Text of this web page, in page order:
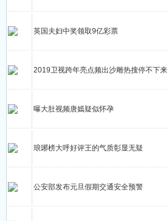
英国夫妇中奖领取9亿彩票
2019卫视跨年亮点频出沙雕热搜停不下来
曝大肚视频唐嫣疑似怀孕
琅琊榜大呼好评王的气质彰显无疑
公安部发布元旦假期交通安全预警